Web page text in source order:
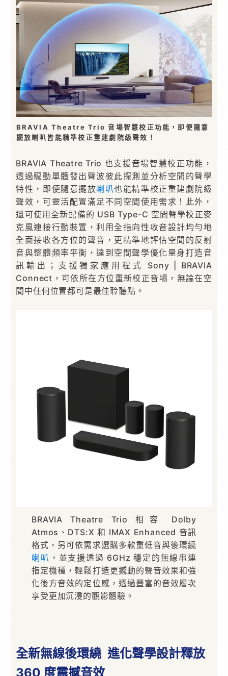
BRAVIA Theatre Trio 音場智慧校正功能，即便隨意
擺放喇叭皆能精準校正重建劇院級聲效！
BRAVIA Theatre Trio 也支援音場智慧校正功能，
透過驅動單體發出聲波彼此探測並分析空間的聲學
特性，即便隨意擺放喇叭也能精準校正重建劇院級
聲效，可靈活配置滿足不同空間使用需求！此外，
還可使用全新配備的 USB Type-C 空間聲學校正麥
克風連接行動裝置，利用全指向性收音設計均勻地
全面接收各方位的聲音，更精準地評估空間的反射
音與整體頻率平衡，達到空間聲學優化量身打造音
訊輸出；支援獨家應用程式 Sony | BRAVIA
Connect，可依所在方位重新校正音場，無論在空
間中任何位置都可是最佳聆聽點。
BRAVIA Theatre Trio 相容 Dolby
Atmos、DTS:X 和 IMAX Enhanced 音訊
格式，另可依需求選購多款重低音與後環繞
喇叭 ，並支援透過 6GHz 穩定的無線串連
指定機種，輕鬆打造更撼動的聲音效果和強
化後方音效的定位感，透過豐富的音效層次
享受更加沉浸的觀影體驗。
全新無線後環繞 進化聲學設計釋放
360 度震撼音效